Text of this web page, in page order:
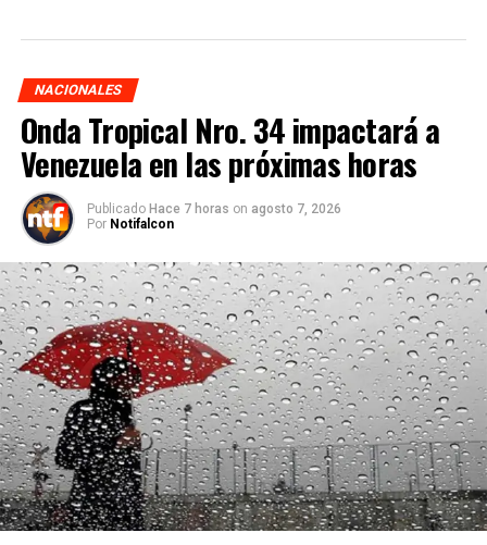
NACIONALES
Onda Tropical Nro. 34 impactará a
Venezuela en las próximas horas
Publicado Hace 7 horas on agosto 7, 2026
Por Notifalcon